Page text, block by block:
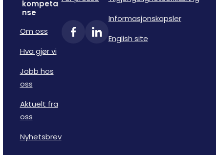
kompeta
nse
Om oss
Hva gjør vi
Jobb hos
oss
Aktuelt fra
oss
Nyhetsbrev
Informasjonskapsler
English site